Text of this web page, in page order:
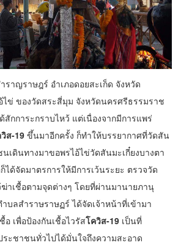
ราญราษฎร์ อำเภอดอยสะเก็ด จังหวัด
ไข่ ของวัดสระสี่มุม จังหวัดนครศรีธรรมราช
กการะกราบไหว้ แต่เนื่องจากมีการแพร่
ส-19ขึ้นมาอีกครั้ง ก็ทำให้บรรยากาศที่วัดสัน
เดินทางมาขอพรไอ้ไข่วัดสันมะเกี๋ยงบางตา
ได้จัดมาตรการให้มีการเว้นระยะ ตรวจวัด
าเชื้อตามจุดต่างๆ โดยที่ผ่านมานายภานุ
บลสำราษราษฏร์ ได้จัดเจ้าหน้าที่เข้ามา
เพื่อป้องกันเชื้อไวรัสโควิส-19 เป็นที่
ระชาชนทั่วไปได้มั่นใจถึงความสะอาด